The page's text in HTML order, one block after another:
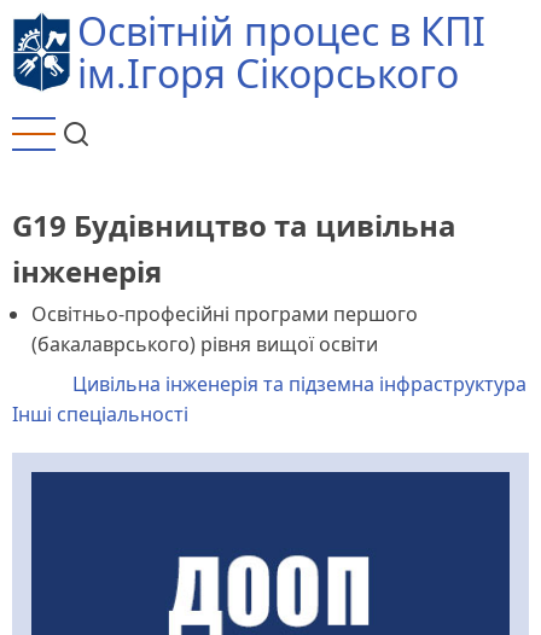
Перейти
до
основного
Освітній процес в КПІ
ім.Ігоря Сікорського
G19 Будівництво та цивільна
інженерія
Освітньо-професійні програми першого
(бакалаврського) рівня вищої освіти
Цивільна інженерія та підземна інфраструктура
Інші спеціальності